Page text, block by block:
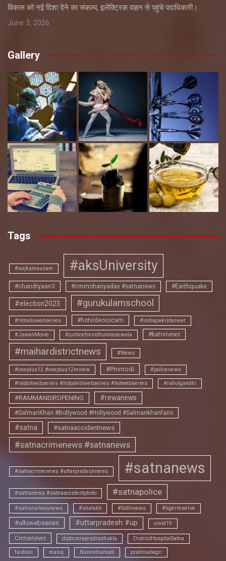
विकास को नई दिशा देने का संकल्प, इलेक्ट्रिक वाहन से पहुंचे पदाधिकारी।
June 3, 2026
Gallery
Tags
#aajkamausam #aksUniversity
#chandryaan3 #cmmohanyadav #satnanews #Earthquake
#election2023 #gurukulamschool
#Hotulluwebseries #hotvideosscam #indiapakistanwar
#JawanMovie #justiceforsidhumoosewala #katninews
#maihardistrictnews #News
#oneplus12 #oneplus12review #Pmmodi #policenews
#rabbitwebseries #hotjalebiwebseries #hotwebseries #rahulgandhi
#RAMMANDIROPENING #rewanews
#SalmanKhan #Bollywood #Hollywood #Salmankhanfans
#satna #satnaaccidentnews
#satnacrimenews #satnanews
#satnacrimenews #uttarpradeshnews #satnanews
#satnanews #satnaaccidentphoto #satnapolice
#satnarailwaynews #shahdol #Sidhinews #tigerreserve
#ulluwebseries #uttarpradesh #up covid19
Crimenews dipticmrajendrashukla DistrictHospitalSatna
fashion manoj Narendramodi pratimabagri